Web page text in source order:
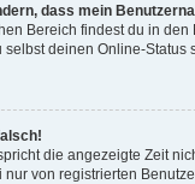
dass mein
Bereich findest du in
selbst deinen Online-Status
die angezeigte Zeit
von registrierten